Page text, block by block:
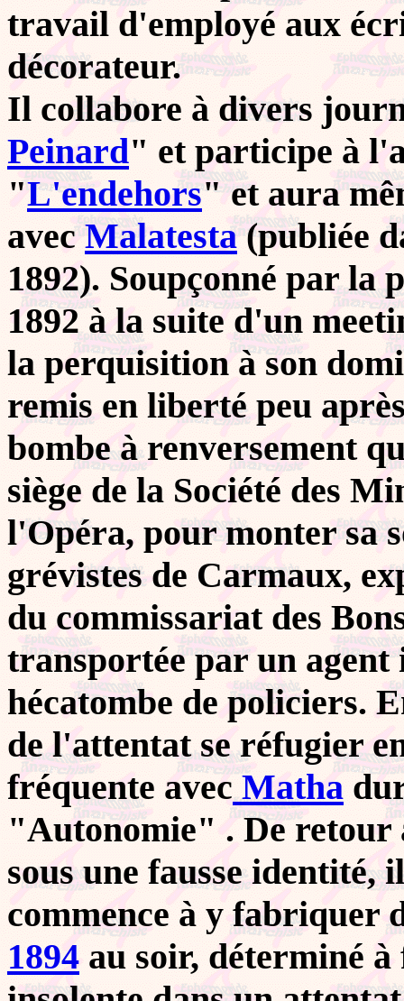
travail d'employé aux
décorateur.
Il collabore à divers
Peinard" et participe à
"L'endehors" et aura
avecMalatesta(publiée
1892). Soupçonné par la
1892 à la suite d'un
la perquisition à son
remis en liberté peu
bombe à renversement
siège de la Société des
l'Opéra, pour monter sa
grévistes de Carmaux,
du commissariat des
transportée par un
hécatombe de policiers.
de l'attentat se réfugier
fréquente avecMatha
"Autonomie" . De retour
sous une fausse identité,
commence à y fabriquer
1894 au soir, déterminé